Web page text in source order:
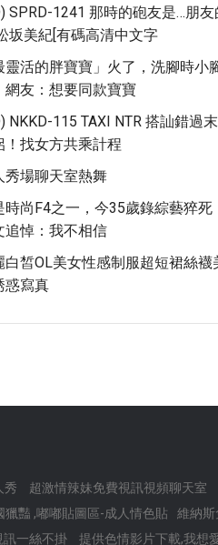
SPRD-1241 那時的砲友是…朋友
坂美紀[有碼高清中文字
靈活的胖寶寶」火了，洗腳時小
網友：想要同款寶寶
NKKD-115 TAXI NTR 搭訕錯過
！找女方共乘計程
秀場聊天室熱舞
時尚f4之一，今35歲錄綜藝猝死
追悼：我不相信
白皙OL美女性感制服超短裙絲襪
惑寫真
秀 超激情辣妹免費視訊視頻聊天室
豔 ,嘟嘟貼圖區-成人情色貼
維納斯
訊一絲不掛 提供色情影片下載,我想